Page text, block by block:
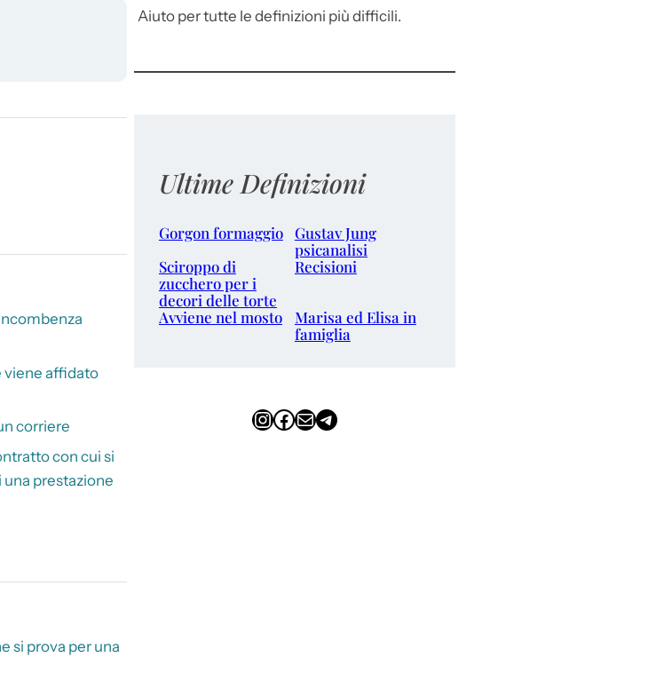
viene affidato
corriere
con cui si
una prestazione
si prova per una
Aiuto per tutte le definizioni più difficili.
Ultime Definizioni
Gorgon formaggio Gustav Jung
psicanalisi
Sciroppo di
zucchero per i
decori delle torte
Recisioni
Avviene nel mosto
Marisa ed Elisa in
famiglia
InstagramFacebook Email Telegram